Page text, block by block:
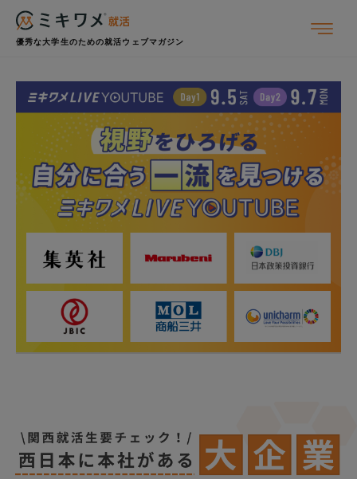
優秀な大学生のための就活ウェブマガジン